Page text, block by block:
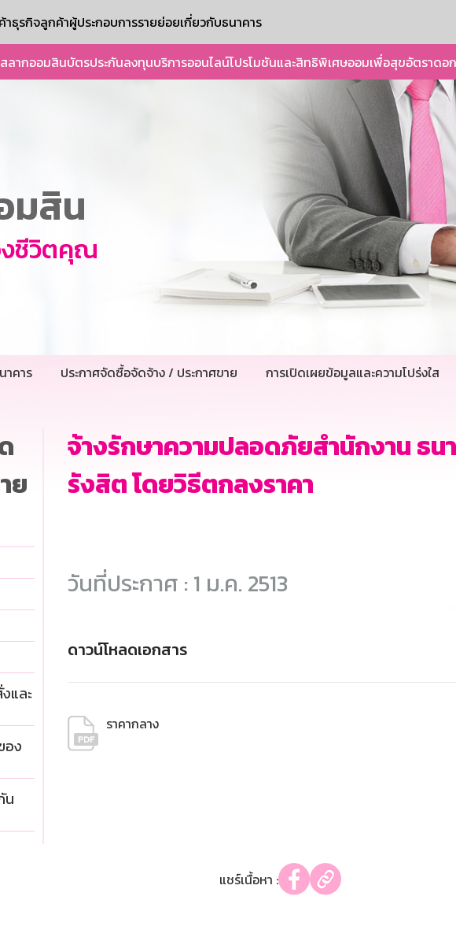
าธุรกิจลูกค้าผู้ประกอบการรายย่อยเกี่ยวกับธนาคาร
สลากออมสินบัตรประกันลงทุนบริการออนไลน์โปรโมชันและสิทธิพิเศษออมเพื่อสุขอัตราดอ
มสิน
ชีวิตคุณ
าคาร ประกาศจัดซื้อจัดจ้าง / ประกาศขาย การเปิดเผยข้อมูลและความโปร่งใส
ย
และ
อง
น
จ้างรักษาความปลอดภัยสำนักงาน ธน
รังสิต โดยวิธีตกลงราคา
วันที่ประกาศ : 1 ม.ค. 2513
ดาวน์โหลดเอกสาร
ราคากลาง
แชร์เนื้อหา :